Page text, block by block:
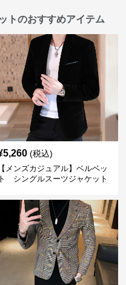
トのおすすめアイテム
5,260 (税込)
【メンズカジュアル】ベルベッ
ト シングルスーツジャケット